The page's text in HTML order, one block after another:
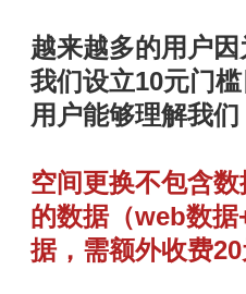
越来越多的用户
我们设立10元门
用户能够理解我们
空间更换不包含
的数据（web数
据，需额外收费